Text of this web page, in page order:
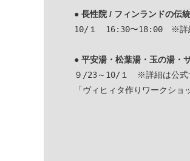
● 長性院 / フィンランドの伝
10/１　16:30〜18:00　※詳
● 平安湯・松葉湯・玉の湯・
９/23～10/１　※詳細は公式
「ヴィヒィタ作りワークショ